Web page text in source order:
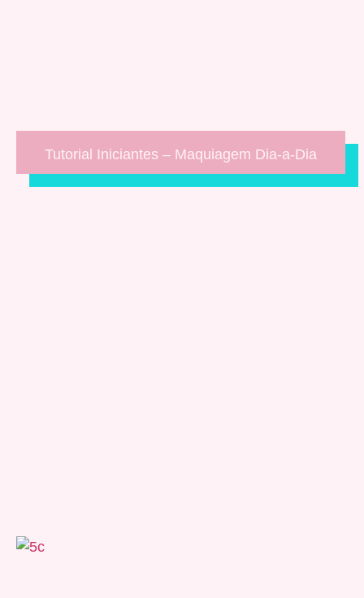
Tutorial Iniciantes – Maquiagem Dia-a-Dia